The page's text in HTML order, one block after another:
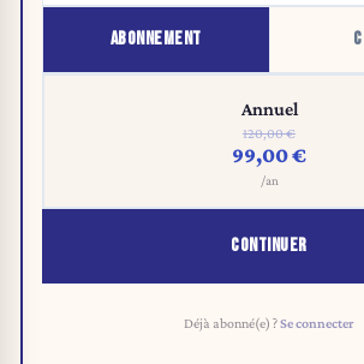
ABONNEMENT
Annuel
120,00 €
99,00 €
/an
CONTINUER
Déjà abonné(e) ?Se connecter